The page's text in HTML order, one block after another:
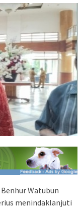
Watubun
menindaklanjuti